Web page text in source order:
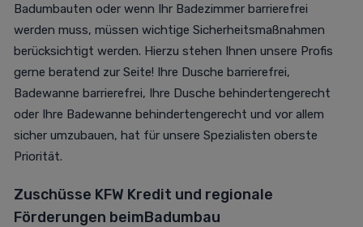
Badumbauten oder wenn Ihr Badezimmer barrierefrei
werden muss, müssen wichtige Sicherheitsmaßnahmen
berücksichtigt werden. Hierzu stehen Ihnen unsere Profis
gerne beratend zur Seite! Ihre Dusche barrierefrei,
Badewanne barrierefrei, Ihre Dusche behindertengerecht
oder Ihre Badewanne behindertengerecht und vor allem
sicher umzubauen, hat für unsere Spezialisten oberste
Priorität.
Zuschüsse KFW Kredit und regionale
Förderungen beimBadumbau